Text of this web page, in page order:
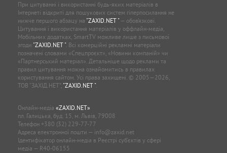
При цитуванні і використанні будь-яких матеріалів в
Інтернеті відкриті для пошукових систем гіперпосилання не
нижче першого абзацу на "ZAXID.NET "— обов’язкові.
Цитування і використання матеріалів у оффлайн-медіа,
Мобільних додатках, SmartTV можливе лише з письмової
згоди "ZAXID.NET ". Всі комерційні рекламні матеріали
позначені словами «Спецпроєкт», «Новини компаній» чи
«Партнерський матеріал». Детальніше щодо реклами та
правил цитування можна ознайомитись в правилах
користування сайтом. Усі права захищені. © 2005—2026,
ТОВ “ЗАХІД.НЕТ”, "ZAXID.NET ".
Онлайн-медіа «ZAXID.NET»
пл. Галицька, буд. 15, м. Львів, 79008
Телефон +380 (32) 229-77-77
Адреса електронної пошти — info@zaxid.net
Ідентифікатор онлайн-медіа в Реєстрі суб'єктів у сфері
медіа — R40-06155